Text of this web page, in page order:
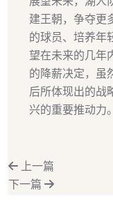
建王朝，争夺更
的球员、培养年
望在未来的几年
的降薪决定，虽
后所体现出的战
兴的重要推动力。
上一篇
下一篇